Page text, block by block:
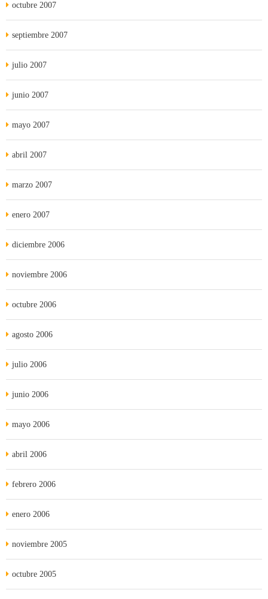
octubre 2007
septiembre 2007
julio 2007
junio 2007
mayo 2007
abril 2007
marzo 2007
enero 2007
diciembre 2006
noviembre 2006
octubre 2006
agosto 2006
julio 2006
junio 2006
mayo 2006
abril 2006
febrero 2006
enero 2006
noviembre 2005
octubre 2005